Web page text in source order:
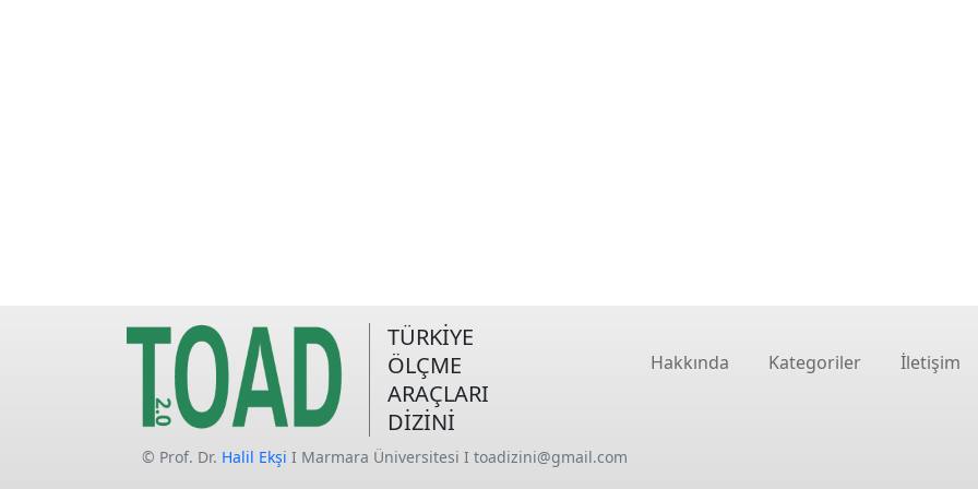
TÜRKİYE
ÖLÇME
ARAÇLARI
DİZİNİ
Hakkında Kategoriler İletişim
© Prof. Dr. Halil Ekşi I Marmara Üniversitesi I toadizini@gmail.com